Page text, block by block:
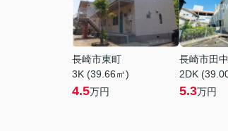
長崎市東町
3K (39.66㎡)
4.5万円
長崎市田
2DK
5.3万円